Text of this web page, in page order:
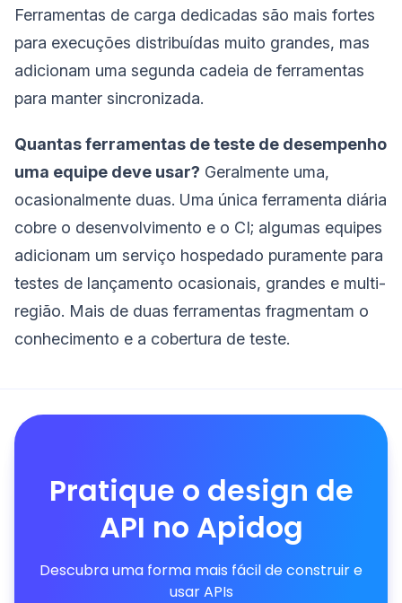
Ferramentas de carga dedicadas são mais fortes
para execuções distribuídas muito grandes, mas
adicionam uma segunda cadeia de ferramentas
para manter sincronizada.
Quantas ferramentas de teste de desempenho
uma equipe deve usar? Geralmente uma,
ocasionalmente duas. Uma única ferramenta diária
cobre o desenvolvimento e o CI; algumas equipes
adicionam um serviço hospedado puramente para
testes de lançamento ocasionais, grandes e multi-
região. Mais de duas ferramentas fragmentam o
conhecimento e a cobertura de teste.
Pratique o design de
API no Apidog
Descubra uma forma mais fácil de construir e
usar APIs